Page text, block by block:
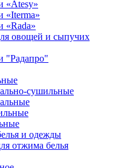
«Atesy»
«Iterma»
«Rada»
овощей и сыпучих
"Радапро"
сушильные
и одежды
отжима белья